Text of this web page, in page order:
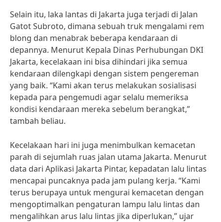
Selain itu, laka lantas di Jakarta juga terjadi di Jalan
Gatot Subroto, dimana sebuah truk mengalami rem
blong dan menabrak beberapa kendaraan di
depannya. Menurut Kepala Dinas Perhubungan DKI
Jakarta, kecelakaan ini bisa dihindari jika semua
kendaraan dilengkapi dengan sistem pengereman
yang baik. “Kami akan terus melakukan sosialisasi
kepada para pengemudi agar selalu memeriksa
kondisi kendaraan mereka sebelum berangkat,”
tambah beliau.
Kecelakaan hari ini juga menimbulkan kemacetan
parah di sejumlah ruas jalan utama Jakarta. Menurut
data dari Aplikasi Jakarta Pintar, kepadatan lalu lintas
mencapai puncaknya pada jam pulang kerja. “Kami
terus berupaya untuk mengurai kemacetan dengan
mengoptimalkan pengaturan lampu lalu lintas dan
mengalihkan arus lalu lintas jika diperlukan,” ujar